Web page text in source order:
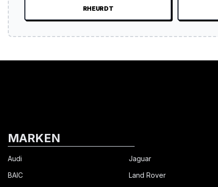
RHEURDT
MARKEN
Audi
BAIC
Jaguar
Land Rover